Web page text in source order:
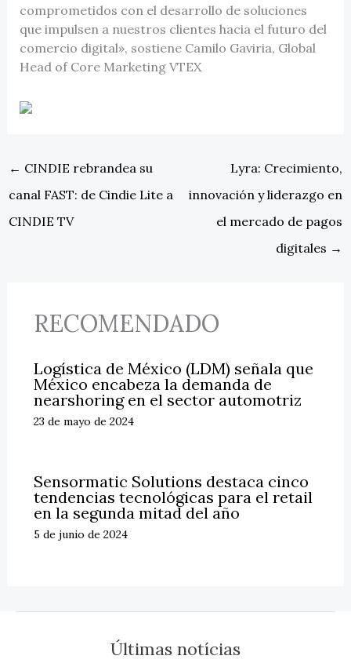
comprometidos con el desarrollo de soluciones
que impulsen a nuestros clientes hacia el futuro del
comercio digital», sostiene Camilo Gaviria, Global
Head of Core Marketing VTEX
← CINDIE rebrandea su
canal FAST: de Cindie Lite a
CINDIE TV
Lyra: Crecimiento,
innovación y liderazgo en
el mercado de pagos
digitales →
RECOMENDADO
Logística de México (LDM) señala que
México encabeza la demanda de
nearshoring en el sector automotriz
23 de mayo de 2024
Sensormatic Solutions destaca cinco
tendencias tecnológicas para el retail
en la segunda mitad del año
5 de junio de 2024
Últimas notícias